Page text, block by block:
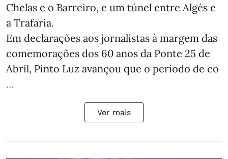
Chelas e o Barreiro, e um túnel entre Algés e
a Trafaria.
Em declarações aos jornalistas à margem das
comemorações dos 60 anos da Ponte 25 de
Abril, Pinto Luz avançou que o período de co
...
Ver mais